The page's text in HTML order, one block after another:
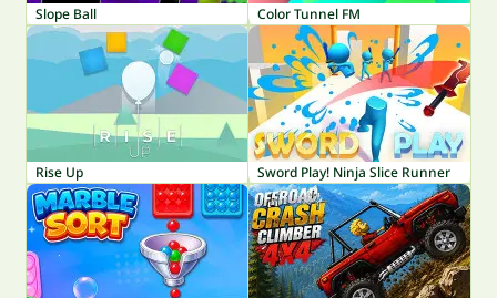
Slope Ball Color Tunnel FM
Rise Up Sword Play! Ninja Slice Runner